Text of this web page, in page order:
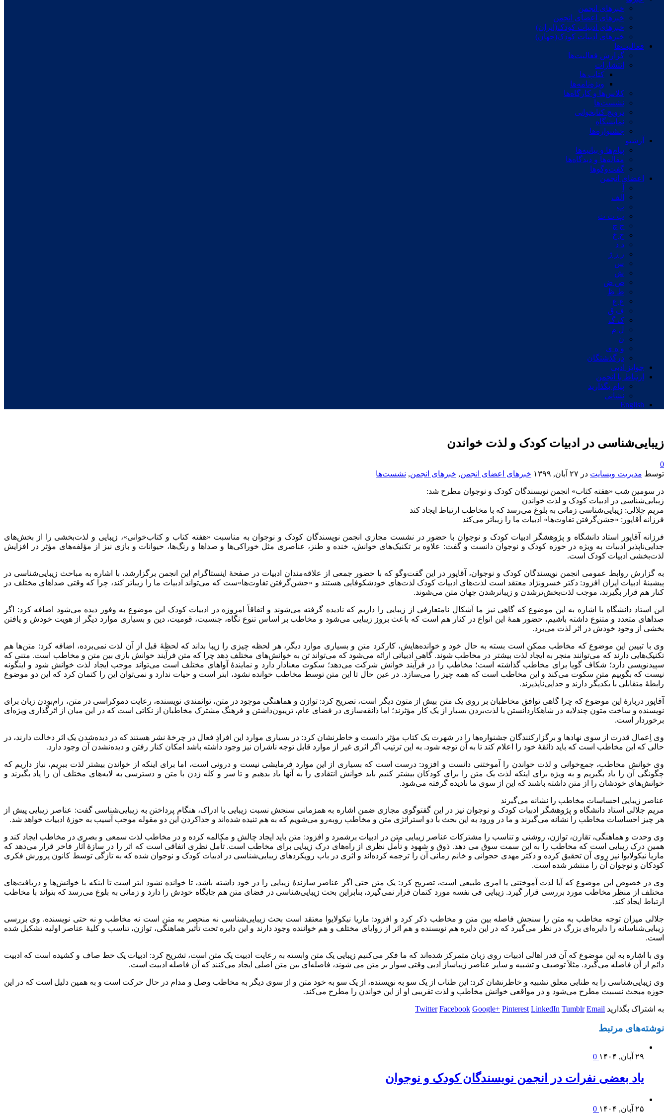
خبرهای انجمن
خبرهای اعضای انجمن
خبرهای ادبیات کودک(ایران)
خبرهای ادبیات کودک(جهان)
فعالیت‌ها
گزارش فعالیت‌ها
انتشارات
کتاب ها
ویژه‌نامه‌ها
کلاس‌ها و کارگاه‌ها
نشست‌ها
ترویج کتابخوانی
نمایشگاه
جشنواره‌ها
آرشیو
پیام‌ها و بیانیه‌ها
مقاله‌ها و دیدگاه‌ها
گفت‌وگوها
اعضای انجمن
الف
ب
پ ت ث
ج چ
ح خ
د ذ
ر ز ژ
س
ش
ص ض
ط ظ
ع غ
ف ق
ک گ
ل م
ن
و ه ی
درگذشتگان
جوایز ادبی
ارتباط با انجمن
پیام بگذارید
نشانی
English
زیبایی‌شناسی در ادبیات کودک و لذت خواندن
0
توسط مدیریت وبسایت در ۲۷ آبان, ۱۳۹۹ خبرهای اعضای انجمن, خبرهای انجمن, نشست‌ها
در سومین شب «هفته کتاب» انجمن نویسندگان کودک و نوجوان مطرح شد:
زیبایی‌شناسی در ادبیات کودک و لذت خواندن
مریم جلالی: زیبایی‌شناسی زمانی به بلوغ می‌رسد که با مخاطب ارتباط ایجاد کند
فرزانه آقاپور: «جشن‌گرفتن تفاوت‌ها» ادبیات ما را زیباتر می‌کند
فرزانه آقاپور استاد دانشگاه و پژوهشگر ادبیات کودک و نوجوان با حضور در نشست مجازی انجمن نویسندگان کودک و نوجوان به مناسبت «هفته کتاب و کتاب‌خوانی»، زیبایی و لذت‌بخشی را از بخش‌های
جدایی‌ناپذیر ادبیات به ویژه در حوزه کودک و نوجوان دانست و گفت: علاوه بر تکنیک‌های خوانش، خنده و طنز، عناصری مثل خوراکی‌ها و صداها و رنگ‌ها، حیوانات و بازی نیز از مؤلفه‌های مؤثر در افزایش
لذت‌بخشی ادبیات کودک است.
به گزارش روابط عمومی انجمن نویسندگان کودک و نوجوان، آقاپور در این گفت‌وگو که با حضور جمعی از علاقه‌مندان ادبیات در صفحۀ اینستاگرام این انجمن برگزارشد، با اشاره به مباحث زیبایی‌شناسی در
پیشینۀ ادبیات ایران افزود: دکتر خسرونژاد معتقد است لذت‌های ادبیات کودک لذت‌های خودشکوفایی هستند و «جشن‌گرفتن تفاوت‌ها»ست که می‌تواند ادبیات ما را زیباتر کند، چرا که وقتی صداهای مختلف در
کنار هم قرار بگیرند، موجب لذت‌بخش‌ترشدن و زیباترشدن جهان متن می‌شوند.
این استاد دانشگاه با اشاره به این موضوع که گاهی نیز ما اَشکال نامتعارفی از زیبایی را داریم که نادیده گرفته می‌شوند و اتفاقاً امروزه در ادبیات کودک این موضوع به وفور دیده می‌شود اضافه کرد: اگر
صداهای متعدد و متنوع داشته باشیم، حضور همۀ این انواع در کنار هم است که باعث بروز زیبایی می‌شود و مخاطب بر اساس تنوع نگاه، جنسیت، قومیت، دین و بسیاری موارد دیگر از هویت خودش و یافتن
بخشی از وجود خودش در اثر لذت می‌برد.
وی با تبیین این موضوع که مخاطب ممکن است بسته به حال خود و خوانده‌هایش، کارکرد متن و بسیاری موارد دیگر، هر لحظه چیزی را زیبا بداند که لحظۀ قبل از آن لذت نمی‌برده، اضافه کرد: متن‌ها هم
تکنیک‌هایی دارند که می‌توانند منجر به ایجاد لذت بیشتر در مخاطب شوند. گاهی ادبیاتی ارائه می‌شود که می‌تواند تن به خوانش‌های مختلف دهد چرا که متن فرآیند خوانش بازی بین متن و مخاطب است. متنی که
سپیدنویسی دارد؛ شکاف گویا برای مخاطب گذاشته است؛ مخاطب را در فرآیند خوانش شرکت می‌دهد؛ سکوت معنادار دارد و نمایندۀ آواهای مختلف است می‌تواند موجب ایجاد لذت خوانش شود و اینگونه
نیست که بگوییم متن سکوت می‌کند و این مخاطب است که همه چیز را می‌سازد. در عین حال تا این متن توسط مخاطب خوانده نشود، ابتر است و حیات ندارد و نمی‌توان این را کتمان کرد که این دو موضوع
رابطۀ متقابلی با یکدیگر دارند و جدایی‌ناپذیرند.
آقاپور دربارۀ این موضوع که چرا گاهی توافق مخاطبان بر روی یک متن بیش از متون دیگر است، تصریح کرد: توازن و هماهنگی موجود در متن، توانمندی نویسنده، رعایت دموکراسی در متن، رام‌بودن زبان برای
نویسنده و ساخت متون چندلایه در شاهکاردانستن یا لذت‌بردن بسیار از یک کار مؤثرند؛ اما ذانقه‌سازی در فضای عام، تریبون‌داشتن و فرهنگ مشترک مخاطبان از نکاتی است که در این میان از اثرگذاری ویژه‌ای
برخوردار است.
وی اِعمال قدرت از سوی نهادها و برگزارکنندگان جشنواره‌ها را در شهرت یک کتاب مؤثر دانست و خاطرنشان کرد: در بسیاری موارد این افرادِ فعال در چرخۀ نشر هستند که در دیده‌شدن یک اثر دخالت دارند، در
حالی که این مخاطب است که باید ذائقۀ خود را اعلام کند تا به آن توجه شود. به این ترتیب اگر اثری غیر از موارد قابل توجه ناشران نیز وجود داشته باشد امکان کنار رفتن و دیده‌نشدن آن وجود دارد.
وی خوانش مخاطب، جمع‌خوانی و لذت خواندن را آموختنی دانست و افزود: درست است که بسیاری از این موارد فرمایشی نیست و درونی است، اما برای اینکه از خواندن بیشتر لذت ببریم، نیاز داریم که
چگونگی آن را یاد بگیریم و به ویژه برای اینکه لذت یک متن را برای کودکان بیشتر کنیم باید خوانش انتقادی را به آنها یاد بدهیم و تا سر و کله زدن با متن و دسترسی به لایه‌های مختلف آن را یاد بگیرند و
خوانش‌های خودشان را از متن داشته باشند که این از سوی ما نادیده گرفته می‌شود.
عناصر زیبایی احساسات مخاطب را نشانه می‌گیرند
مریم جلالی استاد دانشگاه و پژوهشگر ادبیات کودک و نوجوان نیز در این گفت‎وگوی مجازی ضمن اشاره به همزمانی سنجش نسبت زیبایی با ادراک، هنگام پرداختن به زیبایی‌شناسی گفت: عناصر زیبایی پیش از
هر چیز احساسات مخاطب را نشانه می‌گیرند و ما در ورود به این بحث با دو استراتژی متن و مخاطب روبه‌رو می‌شویم که به هم تنیده شده‌‎اند و جداکردن این دو مقوله موجب آسیب به حوزۀ ادبیات خواهد شد.
وی وحدت و هماهنگی، تقارن، توازن، روشنی و تناسب را مشترکات عناصر زیبایی متن در ادبیات برشمرد و افزود: متن باید ایجاد چالش و مکالمه کرده و در مخاطب لذت سمعی و بصری در مخاطب ایجاد کند و
همین درک زیبایی است که مخاطب را به این سمت سوق می دهد. ذوق و شهود و تأمل نظری از راه‌های درک زیبایی برای مخاطب است. تأمل نظری اتفاقی است که اثر را در سازۀ آثار فاخر قرار می‌دهد که
ماریا نیکولایوا نیز روی آن تحقیق کرده و دکتر مهدی حجوانی و خانم زمانی آن را ترجمه کرده‌اند و اثری در باب رویکردهای زیبایی‌شناسی در ادبیات کودک و نوجوان شده که به تازگی توسط کانون پرورش فکری
کودکان و نوجوان آن را منتشر شده است.
وی در خصوص این موضوع که آیا لذت آموختنی یا امری طبیعی است، تصریح کرد: یک متن حتی اگر عناصر سازندۀ زیبایی را در خود داشته باشد، تا خوانده نشود ابتر است تا اینکه با خوانش‌ها و دریافت‌های
مختلف از منظر مخاطب مورد بررسی قرار ‌گیرد. زیبایی فی نفسه مورد کتمان قرار نمی‌گیرد، بنابراین بحث زیبایی‌شناسی در فضای متن هم جایگاه خودش را دارد و زمانی به بلوغ می‌رسد که بتواند با مخاطب
ارتباط ایجاد کند.
جلالی میزان توجه مخاطب به متن را سنجش فاصله بین متن و مخاطب ذکر کرد و افزود: ماریا نیکولایوا معتقد است بحث زیبایی‌شناسی نه منحصر به متن است نه مخاطب و نه حتی نویسنده. وی بررسی
زیبایی‌شناسانه را دایره‌ای بزرگ در نظر می‌گیرد که در این دایره هم نویسنده و هم اثر از زوایای مختلف و هم خواننده وجود دارند و این دایره تحت تأثیر هماهنگی، توازن، تناسب و کلیۀ عناصر اولیه تشکیل شده
است.
وی با اشاره به این موضوع که آن قدر اهالی ادبیات روی زبان متمرکز شده‌اند که ما فکر می‌کنیم زیبایی یک متن وابسته به رعایت ادبیت یک متن است، تشریح کرد: ادبیات یک خط صاف و کشیده است که ادبیت
دائم از آن فاصله می‌گیرد. مثلاً توصیف و تشبیه و سایر عناصر زیباساز ادبی وقتی سوار بر متن می شوند، فاصله‌ای بین متن اصلی ایجاد می‌کنند که آن فاصله ادبیت است.
وی زیبایی‌شناسی را به طنابی معلق تشبیه و خاطرنشان کرد: این طناب از یک سو به نویسنده، از یک سو به خود متن و از سوی دیگر به مخاطب وصل و مدام در حال حرکت است و به همین دلیل است که در این
حوزه مبحث نسبیت مطرح می‌شود و در مواقعی خوانش مخاطب و لذت تقریبی او از این خواندن را مطرح می‌کند.
به اشتراک بگذارید Twitter Facebook Google+ Pinterest LinkedIn Tumblr Email
نوشته‌های مرتبط
۲۹ آبان, ۱۴۰۴
یاد بعضی نفرات در انجمن نویسندگان کودک و نوجوان
۲۵ آبان, ۱۴۰۴